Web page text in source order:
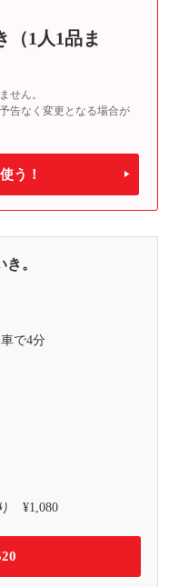
（1人1品ま
せん。
告なく変更となる場合が
う！
。
で4分
¥1,080